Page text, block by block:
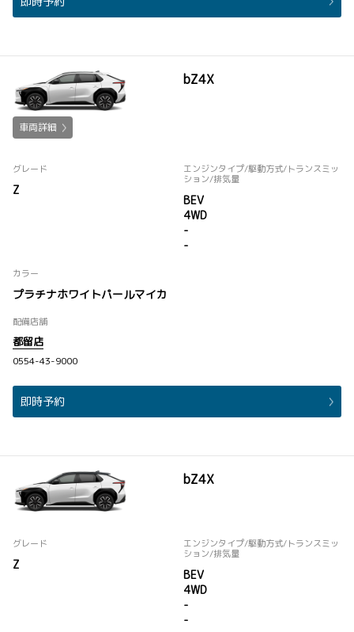
bZ4X
車両詳細
グレード
Z
エンジンタイプ/駆動方式/トランスミッ
ション/排気量
BEV
4WD
-
-
カラー
プラチナホワイトパールマイカ
配備店舗
都留店
0554-43-9000
即時予約
bZ4X
グレード
Z
エンジンタイプ/駆動方式/トランスミッ
ション/排気量
BEV
4WD
-
-